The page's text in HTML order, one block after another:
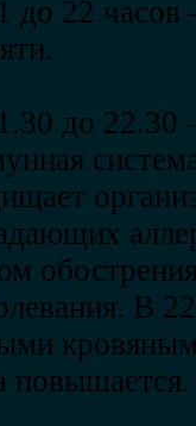
до 22 часов
до 22.30
В
повышается.